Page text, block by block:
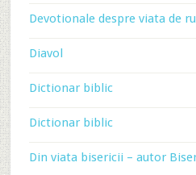
Devotionale despre viata de
Diavol
Dictionar biblic
Dictionar biblic
Din viata bisericii – autor